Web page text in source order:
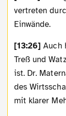
vertreten
Einwände.
[13:26] Auch
Treß und
ist. Dr.
des
mit klarer